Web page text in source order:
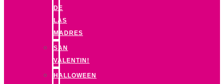
DE
LAS
MADRES
SAN
VALENTIN!
HALLOWEEN